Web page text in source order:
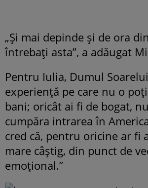
„Și mai depinde și de ora
întrebați asta”, a adăugat
Pentru Iulia, Dumul
experiență pe care nu o
bani; oricât ai fi de bogat,
cumpăra intrarea în
cred că, pentru oricine ar fi
mare câștig, din punct de
emoțional.”